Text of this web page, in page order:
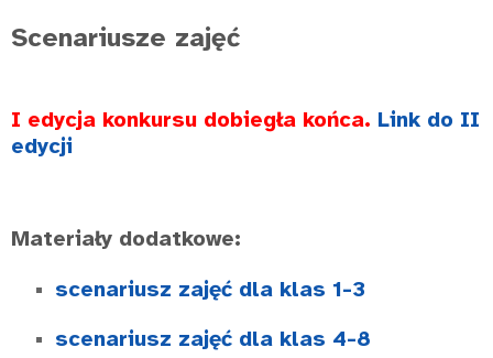
Scenariusze zajęć
I edycja konkursu dobiegła końca. Link do II
edycji
Materiały dodatkowe:
scenariusz zajęć dla klas 1-3
scenariusz zajęć dla klas 4-8